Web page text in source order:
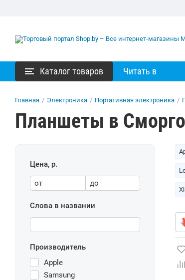
Каталог товаров Читать в
Главная / Электроника / Портативная электроника /
Планшеты в
Цена, р.
от до
Слова в названии
Производитель
Apple
Samsung